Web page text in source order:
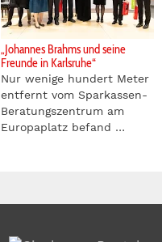
„Johannes Brahms und seine
Freunde in Karlsruhe“
Nur wenige hundert Meter
entfernt vom Sparkassen-
Beratungszentrum am
Europaplatz befand …